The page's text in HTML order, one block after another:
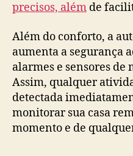
precisos, além de
Além do conforto, a
aumenta a segurança
alarmes e sensores de
Assim, qualquer
detectada
monitorar sua casa
momento e de